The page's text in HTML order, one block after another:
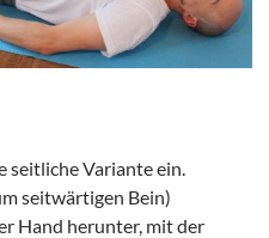
seitliche Variante ein.
seitwärtigen Bein)
Hand herunter, mit der